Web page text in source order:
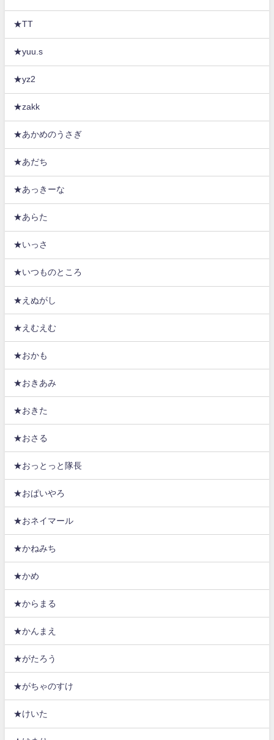
★TT
★yuu.s
★yz2
★zakk
★あかめのうさぎ
★あだち
★あっきーな
★あらた
★いっさ
★いつものところ
★えぬがし
★えむえむ
★おかも
★おきあみ
★おきた
★おさる
★おっとっと隊長
★おぱいやろ
★おネイマール
★かねみち
★かめ
★からまる
★かんまえ
★がたろう
★がちゃのすけ
★けいた